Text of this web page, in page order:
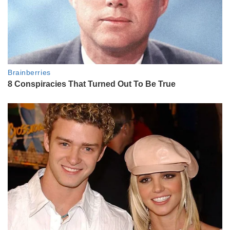
Diego Gentile y la gran historia de
amor que lo acompaña hace 10
años: "Con Javi nos conocimos por
Facebook"
ENTRETENIMIENTO
"Es como jugar con Messi": el
Occhiato que revolucionó las
ENTRETENIMIENTO
Nenu López cuenta su dura
historia de vida y abre su corazón:
"Lo peor que me podía pasar ya
me pasó"
ENTRETENIMIENTO
"Soy taurina y testaruda, pero
aprendí a escuchar": Natalia
Oreiro y una charla reveladora que
va desde sus 25 años con Mollo a
cómo fue trabajar con Gael García
ACTUALIDAD